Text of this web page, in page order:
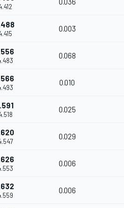
0.003
0.068
0.010
0.025
0.029
0.006
0.006